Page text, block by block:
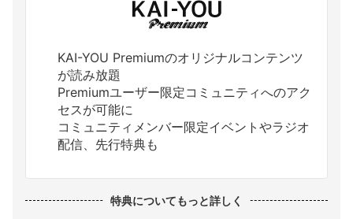
KAI-YOU Premiumのオリジナルコンテンツ
が読み放題
Premiumユーザー限定コミュニティへのアク
セスが可能に
コミュニティメンバー限定イベントやラジオ
配信、先行特典も
特典についてもっと詳しく